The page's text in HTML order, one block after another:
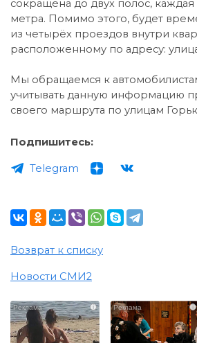
сокращена до двух полос,
метра. Помимо этого, будет
из четырёх проездов внутри
расположенному по адресу:
Мы обращаемся к
учитывать данную информацию
своего маршрута по улицам
Подпишитесь:
Telegram
Возврат к списку
Новости СМИ2
i i